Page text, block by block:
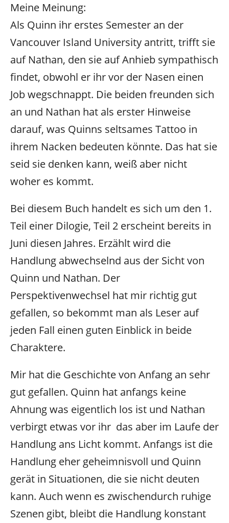
Meine Meinung:
Als Quinn ihr erstes Semester an der
Vancouver Island University antritt, trifft sie
auf Nathan, den sie auf Anhieb sympathisch
findet, obwohl er ihr vor der Nasen einen
Job wegschnappt. Die beiden freunden sich
an und Nathan hat als erster Hinweise
darauf, was Quinns seltsames Tattoo in
ihrem Nacken bedeuten könnte. Das hat sie
seid sie denken kann, weiß aber nicht
woher es kommt.
Bei diesem Buch handelt es sich um den 1.
Teil einer Dilogie, Teil 2 erscheint bereits in
Juni diesen Jahres. Erzählt wird die
Handlung abwechselnd aus der Sicht von
Quinn und Nathan. Der
Perspektivenwechsel hat mir richtig gut
gefallen, so bekommt man als Leser auf
jeden Fall einen guten Einblick in beide
Charaktere.
Mir hat die Geschichte von Anfang an sehr
gut gefallen. Quinn hat anfangs keine
Ahnung was eigentlich los ist und Nathan
verbirgt etwas vor ihr das aber im Laufe der
Handlung ans Licht kommt. Anfangs ist die
Handlung eher geheimnisvoll und Quinn
gerät in Situationen, die sie nicht deuten
kann. Auch wenn es zwischendurch ruhige
Szenen gibt, bleibt die Handlung konstant